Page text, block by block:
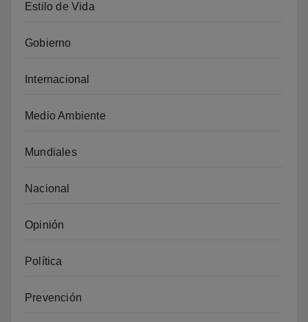
Estilo de Vida
Gobierno
Internacional
Medio Ambiente
Mundiales
Nacional
Opinión
Política
Prevención